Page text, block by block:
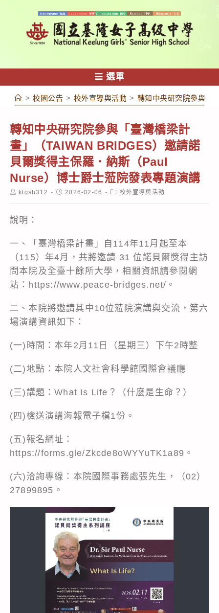
容
選單
> 校園公告 > 校外宣導與活動 > 轉知中央研究院參與「
轉知中央研究院參與「臺灣橋梁計
畫」（TAIWAN BRIDGES）邀請諾
貝爾獎得主保羅．納斯（Paul
Nurse）博士爵士蒞院發表專題演講
Postklgsh312
Post2026-02-06
Post校外宣導與活動
說明：
一、「臺灣橋梁計畫」自114年11月起至本
（115）年4月，共將邀請 31 位諾貝爾獎得主訪
問本院及全臺十餘所大學，相關資訊請參閱網
站：https://www.peace-bridges.net/。
二、本院將邀請其中10位蒞院演講與交流，第六
場演講資訊如下：
(一)時間：本年2月11日（星期三）下午2時整
(二)地點：本院人文社會科學館國際會議廳
(三)講題：What Is Life？（什麼是生命？）
(四)檢送演講海報電子檔1份。
(五)報名網址：
https://forms.gle/Zkcde8oWYYuTK1a89。
(六)洽詢專線：本院國際事務處張先生，（02）
27899895。